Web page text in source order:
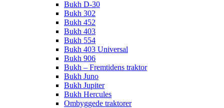
Bukh D-30
Bukh 302
Bukh 452
Bukh 403
Bukh 554
Bukh 403 Universal
Bukh 906
Bukh – Fremtidens traktor
Bukh Juno
Bukh Jupiter
Bukh Hercules
Ombyggede traktorer